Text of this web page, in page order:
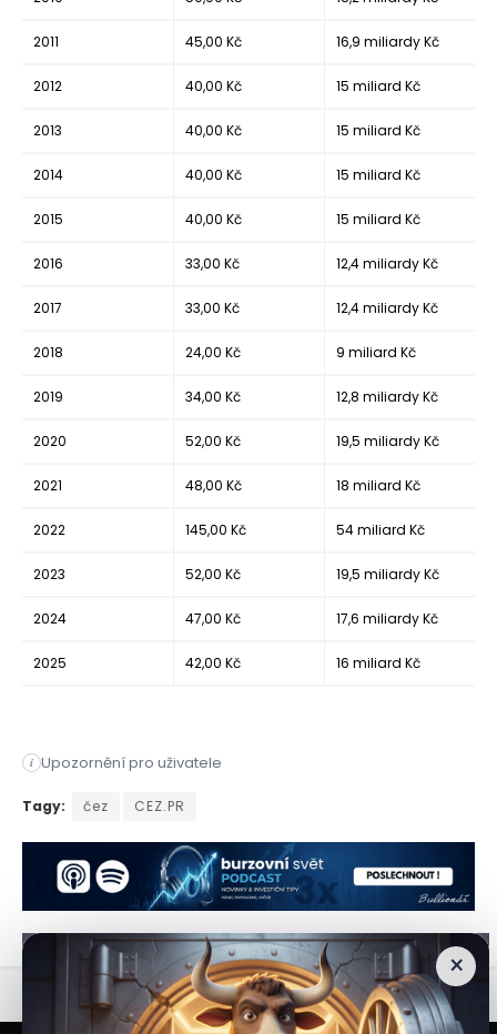
2010 50,00 Kč 18,2 miliardy Kč
2011 45,00 Kč 16,9 miliardy Kč
2012 40,00 Kč 15 miliard Kč
2013 40,00 Kč 15 miliard Kč
2014 40,00 Kč 15 miliard Kč
2015 40,00 Kč 15 miliard Kč
2016 33,00 Kč 12,4 miliardy Kč
2017 33,00 Kč 12,4 miliardy Kč
2018 24,00 Kč 9 miliard Kč
2019 34,00 Kč 12,8 miliardy Kč
2020 52,00 Kč 19,5 miliardy Kč
2021 48,00 Kč 18 miliard Kč
2022 145,00 Kč 54 miliard Kč
2023 52,00 Kč 19,5 miliardy Kč
2024 47,00 Kč 17,6 miliardy Kč
i Upozornění pro uživatele
Energetická společnost ČEZ (CEZ) patří dlouhodobě mezi
Tagy: čez CEZ.PR
×